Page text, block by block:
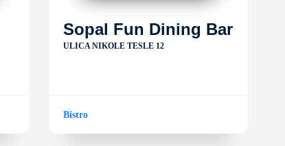
Sopal Fun Dining Bar
ULICA NIKOLE TESLE 12
Bistro